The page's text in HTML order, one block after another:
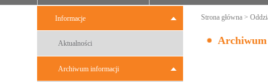
Informacje
Aktualności
Archiwum informacji
Strona główna >
Archiwum